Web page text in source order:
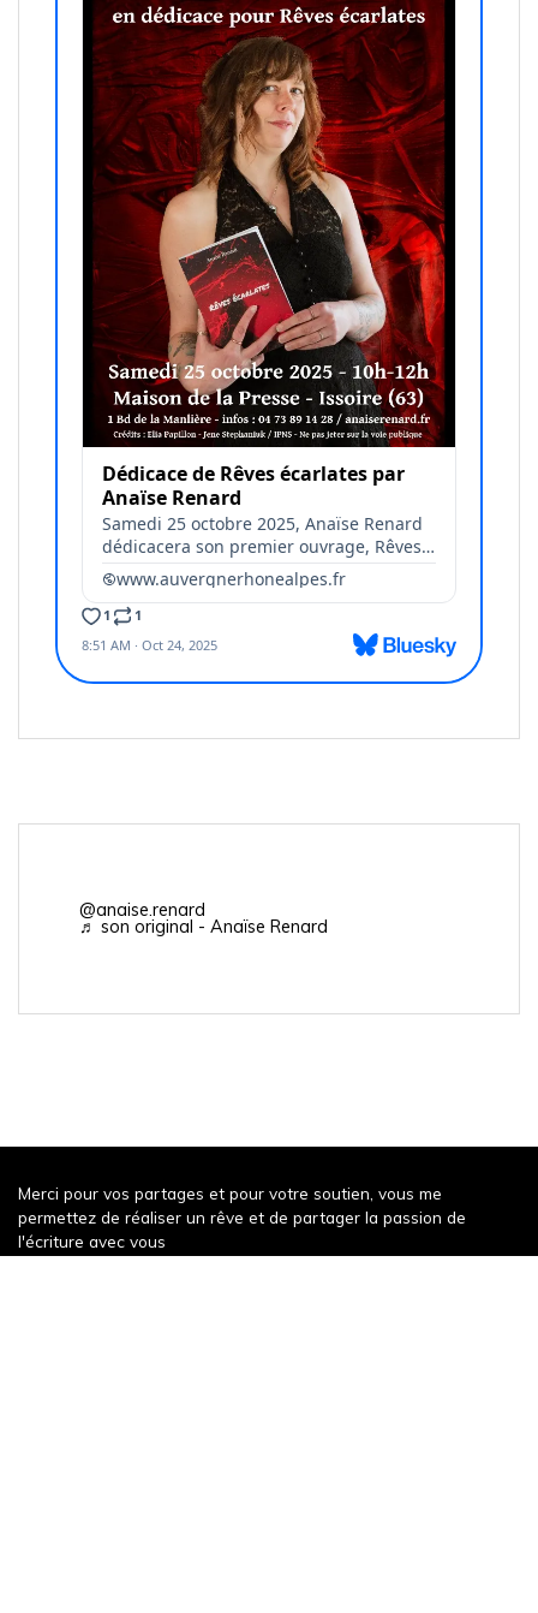
@anaise.renard
♬ son original - Anaïse Renard
Merci pour vos partages et pour votre soutien, vous me
permettez de réaliser un rêve et de partager la passion de
l'écriture avec vous